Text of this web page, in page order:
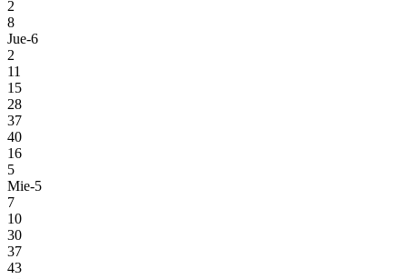
2
8
Jue-6
2
11
15
28
37
40
16
5
Mie-5
7
10
30
37
43